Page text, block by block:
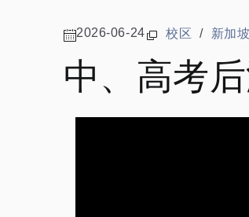
2026-06-24 校区 / 新加坡
中、高考